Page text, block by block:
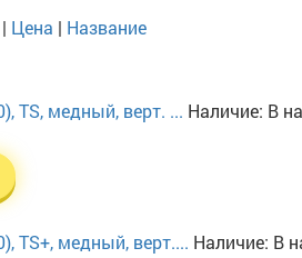
| Цена | Название
TS, медный, верт. ... Наличие: В
TS+, медный, верт.... Наличие: В